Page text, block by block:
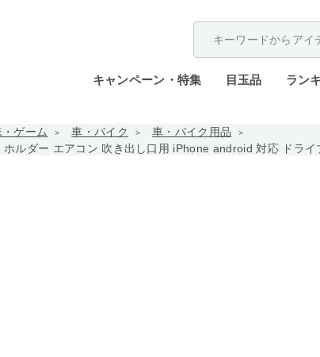
キャンペーン・特集 目玉品 ラン
ゲーム 車・バイク
車・バイク用品
ルダー エアコン 吹き出し口用 iPhone android 対応 ドラ